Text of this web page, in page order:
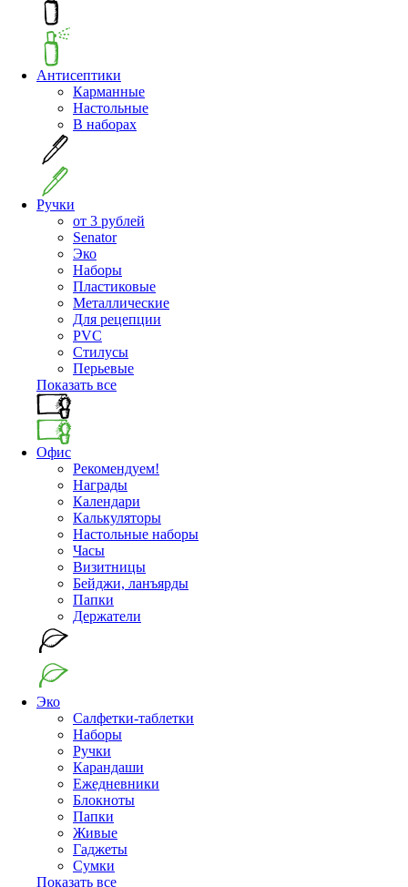
Антисептики
Карманные
Настольные
В наборах
Ручки
от 3 рублей
Senator
Эко
Наборы
Пластиковые
Металлические
Для рецепции
PVC
Стилусы
Перьевые
Показать все
Офис
Рекомендуем!
Награды
Календари
Калькуляторы
Настольные наборы
Часы
Визитницы
Бейджи, ланъярды
Папки
Держатели
Эко
Салфетки-таблетки
Наборы
Ручки
Карандаши
Ежедневники
Блокноты
Папки
Живые
Гаджеты
Сумки
Показать все